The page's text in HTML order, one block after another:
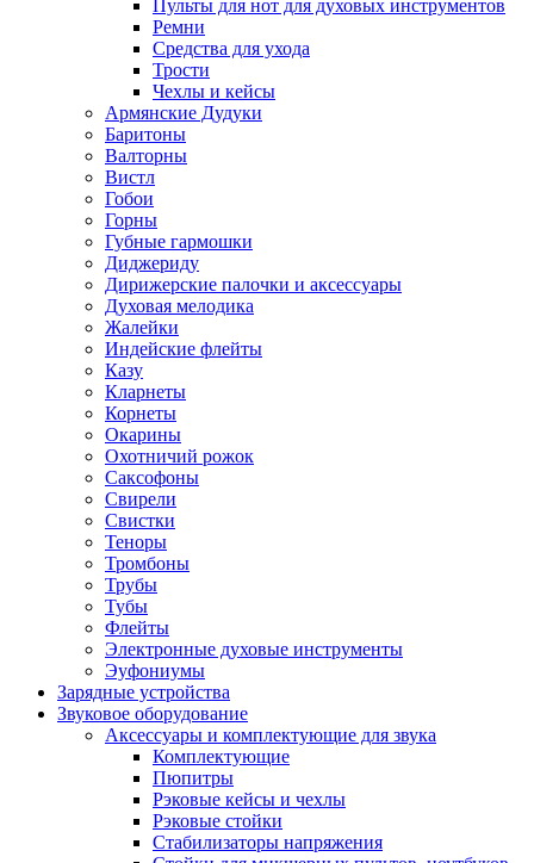
Пульты для нот для духовых инструментов
Ремни
Средства для ухода
Трости
Чехлы и кейсы
Армянские Дудуки
Баритоны
Валторны
Вистл
Гобои
Горны
Губные гармошки
Диджериду
Дирижерские палочки и аксессуары
Духовая мелодика
Жалейки
Индейские флейты
Казу
Кларнеты
Корнеты
Окарины
Охотничий рожок
Саксофоны
Свирели
Свистки
Теноры
Тромбоны
Трубы
Тубы
Флейты
Электронные духовые инструменты
Эуфониумы
Зарядные устройства
Звуковое оборудование
Аксессуары и комплектующие для звука
Комплектующие
Пюпитры
Рэковые кейсы и чехлы
Рэковые стойки
Стабилизаторы напряжения